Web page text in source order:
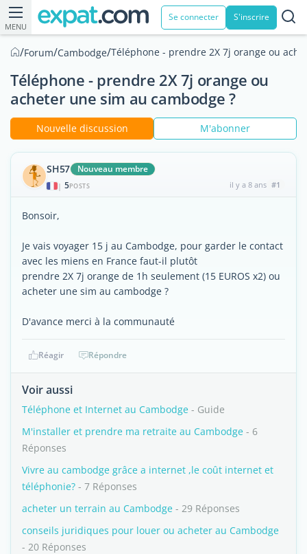
MENU
Se connecter S'inscrire
/Forum/Cambodge/Téléphone - prendre 2X 7j orange ou
Téléphone - prendre 2X 7j orange ou
acheter une sim au cambodge ?
Nouvelle discussion M'abonner
SH57 Nouveau membre
| 5POSTS il y a 8 ans #1
Bonsoir,
Je vais voyager 15 j au Cambodge, pour garder le contact
avec les miens en France faut-il plutôt
prendre 2X 7j orange de 1h seulement (15 EUROS x2) ou
acheter une sim au cambodge ?
D'avance merci à la communauté
Réagir Répondre
Voir aussi
Téléphone et Internet au Cambodge - Guide
M'installer et prendre ma retraite au Cambodge - 6
Réponses
Vivre au cambodge grâce a internet ,le coût internet et
téléphonie? - 7 Réponses
acheter un terrain au Cambodge - 29 Réponses
conseils juridiques pour louer ou acheter au Cambodge
- 20 Réponses